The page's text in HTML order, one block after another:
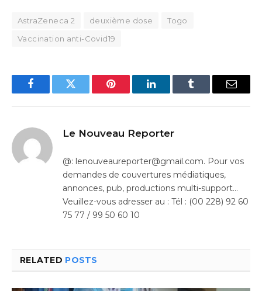
AstraZeneca 2 deuxième dose
Togo
Vaccination anti-Covid19
FacebookTwitter Pinterest LinkedInTumblr Email
Le Nouveau Reporter
@: lenouveaureporter@gmail.com. Pour vos
demandes de couvertures médiatiques,
annonces, pub, productions multi-support…
Veuillez-vous adresser au : Tél : (00 228) 92 60
75 77 / 99 50 60 10
RELATED POSTS